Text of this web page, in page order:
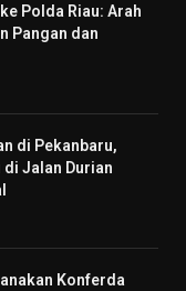
Polda Riau: Arah
Pangan dan
di Pekanbaru,
di Jalan Durian
Konferda